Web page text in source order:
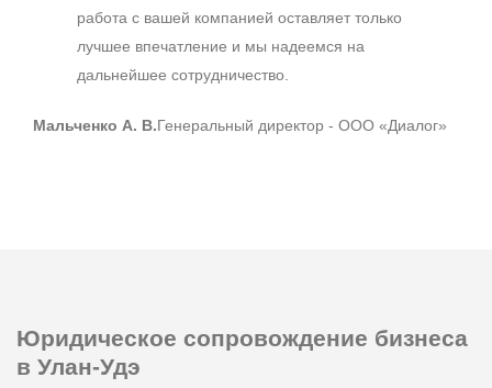
работа с вашей компанией оставляет только
лучшее впечатление и мы надеемся на
дальнейшее сотрудничество.
Мальченко А. В.Генеральный директор - ООО «Диалог»
Юридическое сопровождение бизнеса
в Улан-Удэ